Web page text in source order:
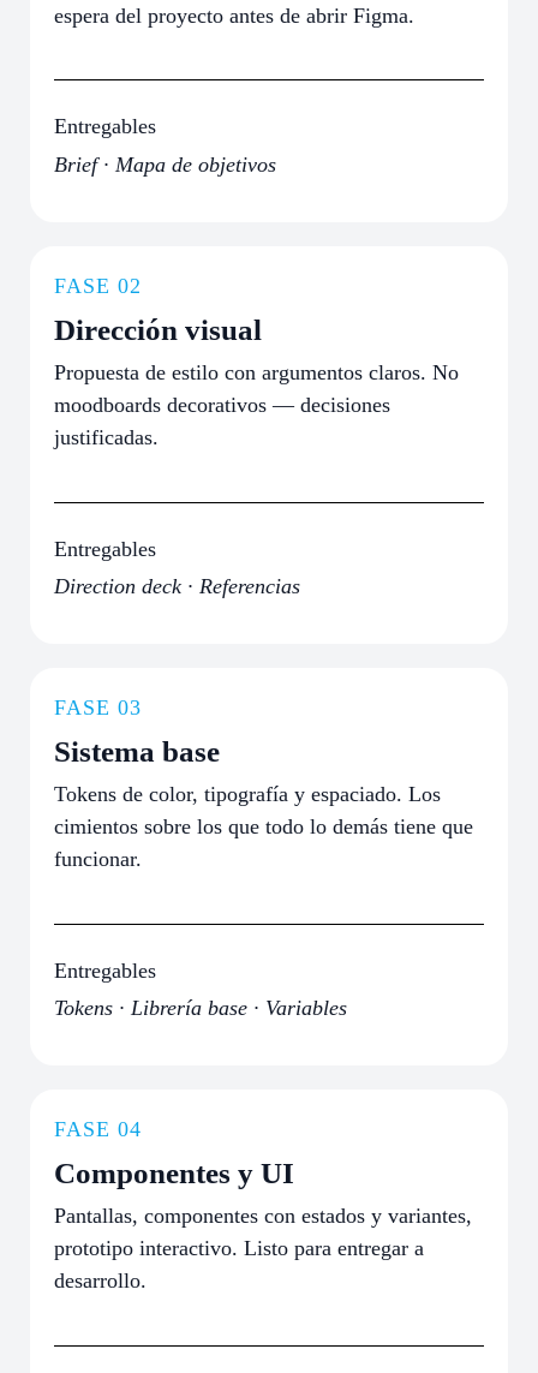
espera del proyecto antes de abrir Figma.
Entregables
Brief · Mapa de objetivos
FASE 02
Dirección visual
Propuesta de estilo con argumentos claros. No
moodboards decorativos — decisiones
justificadas.
Entregables
Direction deck · Referencias
FASE 03
Sistema base
Tokens de color, tipografía y espaciado. Los
cimientos sobre los que todo lo demás tiene que
funcionar.
Entregables
Tokens · Librería base · Variables
FASE 04
Componentes y UI
Pantallas, componentes con estados y variantes,
prototipo interactivo. Listo para entregar a
desarrollo.